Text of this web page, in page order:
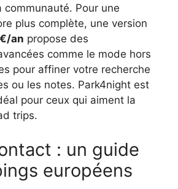
communauté. Pour une
plus complète, une version
an propose des
comme le mode hors
pour affiner votre recherche
ou les notes. Park4night est
pour ceux qui aiment la
trips.
: un guide
européens